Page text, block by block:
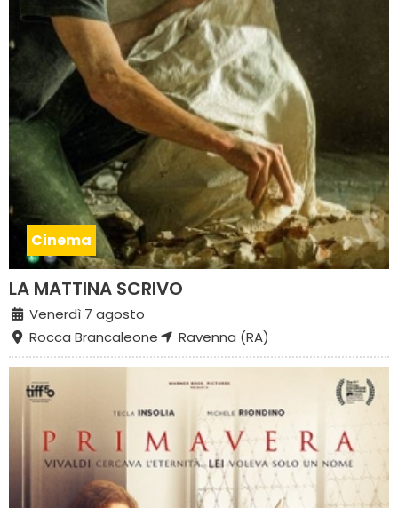
Cinema
LA MATTINA SCRIVO
Venerdì 7 agosto
Rocca Brancaleone
Ravenna (RA)